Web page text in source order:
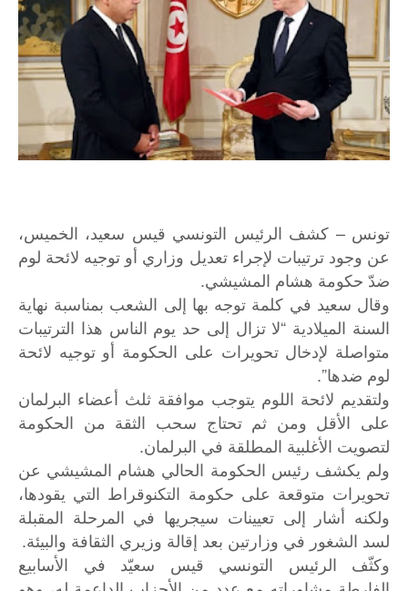
تونس – كشف الرئيس التونسي قيس سعيد، الخميس،
عن وجود ترتيبات لإجراء تعديل وزاري أو توجيه لائحة لوم
ضدّ حكومة هشام المشيشي.
وقال سعيد في كلمة توجه بها إلى الشعب بمناسبة نهاية
السنة الميلادية “لا تزال إلى حد يوم الناس هذا الترتيبات
متواصلة لإدخال تحويرات على الحكومة أو توجيه لائحة
لوم ضدها”.
ولتقديم لائحة اللوم يتوجب موافقة ثلث أعضاء البرلمان
على الأقل ومن ثم تحتاج سحب الثقة من الحكومة
لتصويت الأغلبية المطلقة في البرلمان.
ولم يكشف رئيس الحكومة الحالي هشام المشيشي عن
تحويرات متوقعة على حكومة التكنوقراط التي يقودها،
ولكنه أشار إلى تعيينات سيجريها في المرحلة المقبلة
لسد الشغور في وزارتين بعد إقالة وزيري الثقافة والبيئة.
وكثّف الرئيس التونسي قيس سعيّد في الأسابيع